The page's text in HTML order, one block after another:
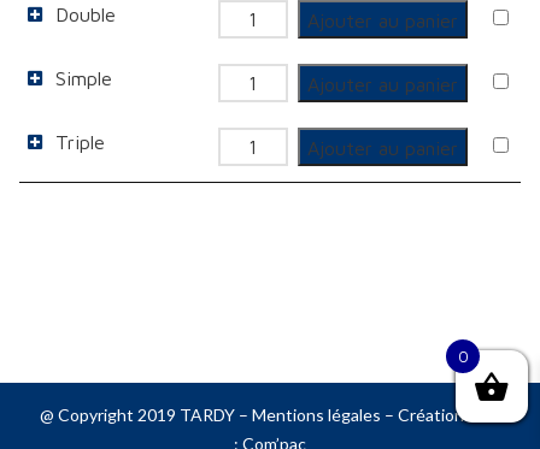
Double
quantité
PC
45x45
Rouge
Ajouter au panier
Simple
quantité
PC
45x45
Ajouter au panier
Triple
quantité
de
Ajouter au panier
@ Copyright 2019 TARDY – Mentions légales – Création web
: Com’pac
0